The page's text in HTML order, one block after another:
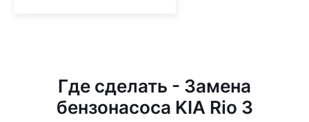
Где сделать - Замена
бензонасоса KIA Rio 3